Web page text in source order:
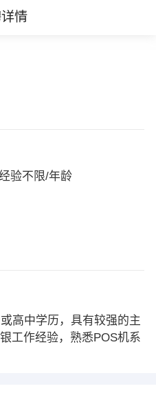
情
验不限/年龄
高中学历，具有较强的主
工作经验，熟悉POS机系